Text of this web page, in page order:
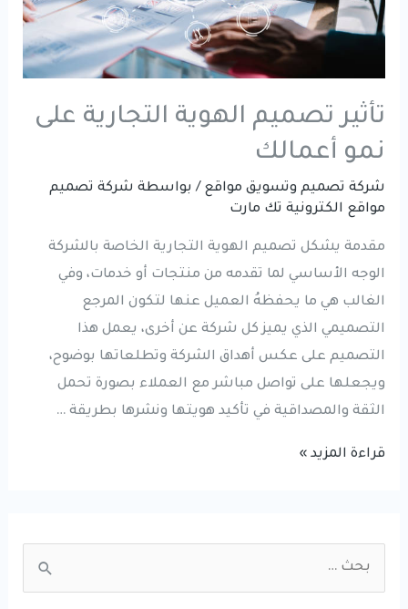
تأثير تصميم الهوية التجارية على
نمو أعمالك
شركة تصميم وتسويق مواقع / بواسطة شركة تصميم
مواقع الكترونية تك مارت
مقدمة يشكل تصميم الهوية التجارية الخاصة بالشركة
الوجه الأساسي لما تقدمه من منتجات أو خدمات، وفي
الغالب هي ما يحفظهُ العميل عنها لتكون المرجع
التصميمي الذي يميز كل شركة عن أخرى، يعمل هذا
التصميم على عكس أهداق الشركة وتطلعاتها بوضوح،
ويجعلها على تواصل مباشر مع العملاء بصورة تحمل
الثقة والمصداقية في تأكيد هويتها ونشرها بطريقة …
تأثير
على
نمو
قراءة المزيد »